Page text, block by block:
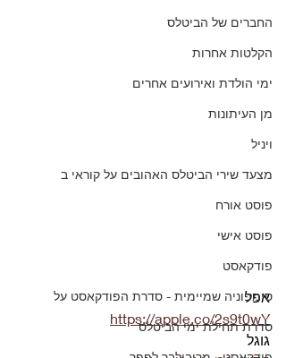
החברים של הביטלס
הקלטות אחרות
ימי הולדת ואירועים אחרים
מן העיתונות
ויניל
מצעד שירי הביטלס האהובים על קוראי ב
פוסט אורח
פוסט אישי
פודקאסט
סימפוניה שמיימית - סדרת הפודקאסט על
סדרת תחילת ימי הביטלס
אפל
https://apple.co/2s9t0wY
גוגל